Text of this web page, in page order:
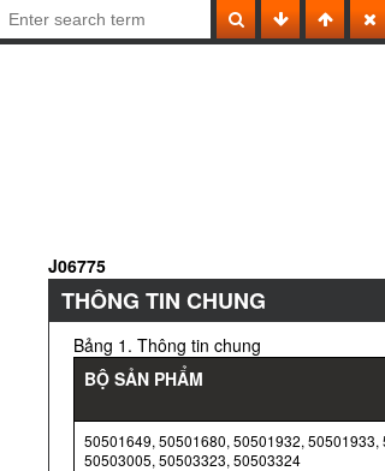
J06775
THÔNG TIN CHUNG
Bảng 1. Thông tin chung
BỘ SẢN PHẨM
50501649, 50501680, 50501932,
50503005, 50503323, 50503324